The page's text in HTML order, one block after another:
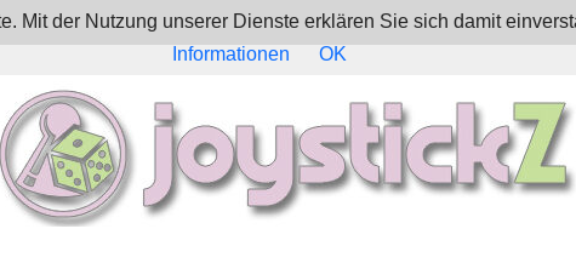
Mit der Nutzung unserer Dienste erklären Sie sich damit
Informationen
OK